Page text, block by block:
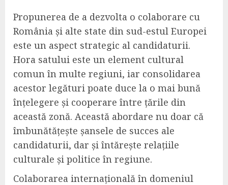
Propunerea de a dezvolta o colaborare cu
România și alte state din sud-estul Europei
este un aspect strategic al candidaturii.
Hora satului este un element cultural
comun în multe regiuni, iar consolidarea
acestor legături poate duce la o mai bună
înțelegere și cooperare între țările din
această zonă. Această abordare nu doar că
îmbunătățește șansele de succes ale
candidaturii, dar și întărește relațiile
culturale și politice în regiune.
Colaborarea internațională în domeniul